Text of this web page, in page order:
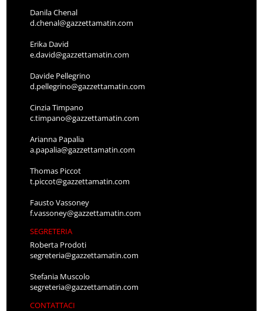
Danila Chenal
d.chenal@gazzettamatin.com
Erika David
e.david@gazzettamatin.com
Davide Pellegrino
d.pellegrino@gazzettamatin.com
Cinzia Timpano
c.timpano@gazzettamatin.com
Arianna Papalia
a.papalia@gazzettamatin.com
Thomas Piccot
t.piccot@gazzettamatin.com
Fausto Vassoney
f.vassoney@gazzettamatin.com
SEGRETERIA
Roberta Prodoti
segreteria@gazzettamatin.com
Stefania Muscolo
segreteria@gazzettamatin.com
CONTATTACI